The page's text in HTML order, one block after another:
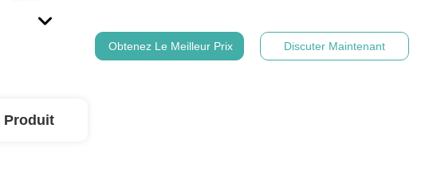
Obtenez Le Meilleur Prix Discuter Maintenant
Produit